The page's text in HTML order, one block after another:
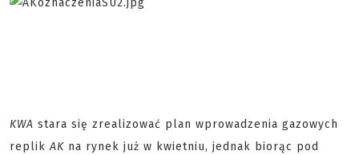
KWA stara się zrealizować plan wprowadzenia gazowych
replikAK na rynek już w kwietniu, jednak biorąc pod